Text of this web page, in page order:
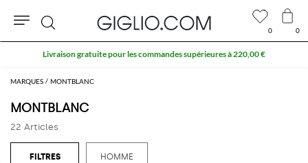
MARQUES MONTBLANC
MONTBLANC
22 Articles
HOMME
0 0
Rechercher
Livraison gratuite pour les commandes supérieures à 220,00 €